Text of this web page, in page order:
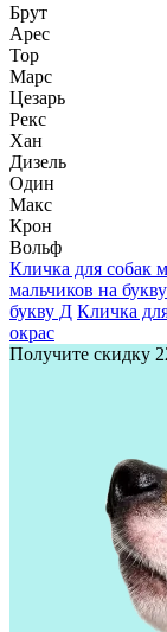
Брут
Арес
Тор
Марс
Цезарь
Рекс
Хан
Дизель
Один
Макс
Крон
Вольф
Кличка для собак
мальчиков на
букву Д Кличка
окрас
Получите скидку